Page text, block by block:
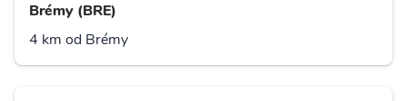
Brémy (BRE)
4 km od Brémy